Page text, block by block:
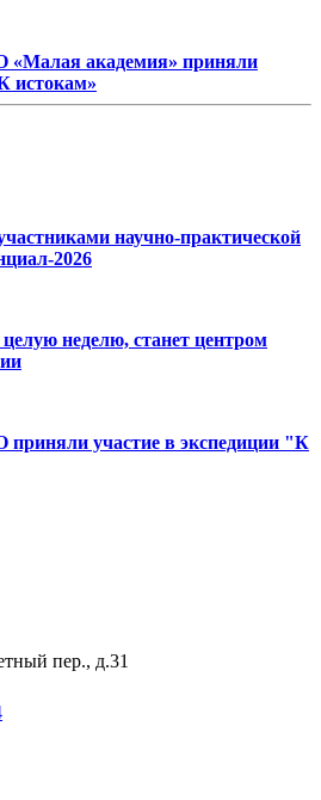
академия» приняли
истокам»
научно-практической
2026
неделю, станет центром
участие в экспедиции "К
пер., д.31